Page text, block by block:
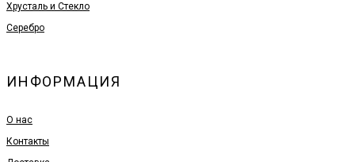
Хрусталь и Стекло
Серебро
ИНФОРМАЦИЯ
О нас
Контакты